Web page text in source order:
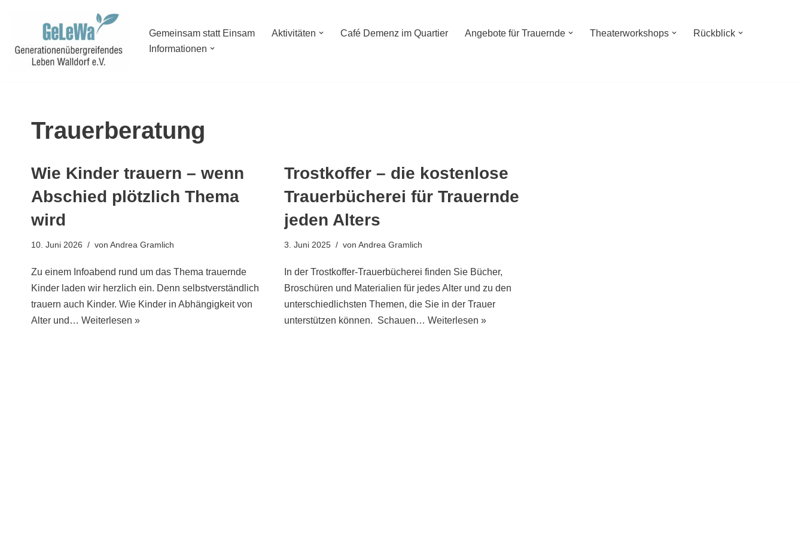
Inhalt
springen
Gemeinsam statt Einsam Aktivitäten Café Demenz im Quartier Angebote für Trauernde Theaterworkshops
Rückblick
Informationen
Trauerberatung
Wie Kinder trauern – wenn
Abschied plötzlich Thema
wird
10. Juni 2026 von Andrea Gramlich
Zu einem Infoabend rund um das Thema trauernde
Kinder laden wir herzlich ein. Denn selbstverständlich
trauern auch Kinder. Wie Kinder in Abhängigkeit von
Alter und… Weiterlesen »
Trostkoffer – die kostenlose
Trauerbücherei für Trauernde
jeden Alters
3. Juni 2025 vonAndrea Gramlich
In der Trostkoffer-Trauerbücherei finden Sie Bücher,
Broschüren und Materialien für jedes Alter und zu den
unterschiedlichsten Themen, die Sie in der Trauer
unterstützen können. Schauen…Weiterlesen »